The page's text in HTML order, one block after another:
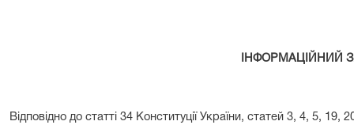
ІНФОРМАЦІЙНИЙ
Відповідно до статті 34 Конституції України, статей 3, 4, 5, 19,